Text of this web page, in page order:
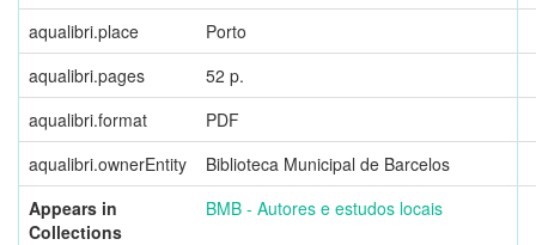
aqualibri.place
Porto
aqualibri.pages
52 p.
aqualibri.format
PDF
aqualibri.ownerEntity
Biblioteca Municipal de Barcelos
Appears in
Collections
BMB - Autores e estudos locais